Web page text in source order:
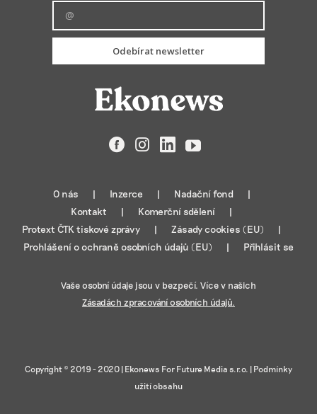
Odebírat newsletter
FacebookInstagramLinkedIn
YouTube
O nás Inzerce
Nadační fond
Kontakt
Komerční sdělení
Protext ČTK tiskové zprávy
Zásady cookies (EU)
Prohlášení o ochraně osobních údajů (EU)
Přihlásit se
Vaše osobní údaje jsou v bezpečí. Více v našich
Zásadách zpracování osobních údajů.
Copyright © 2019 - 2020 | Ekonews For Future Media s.r.o. | Podmínky
užití obsahu